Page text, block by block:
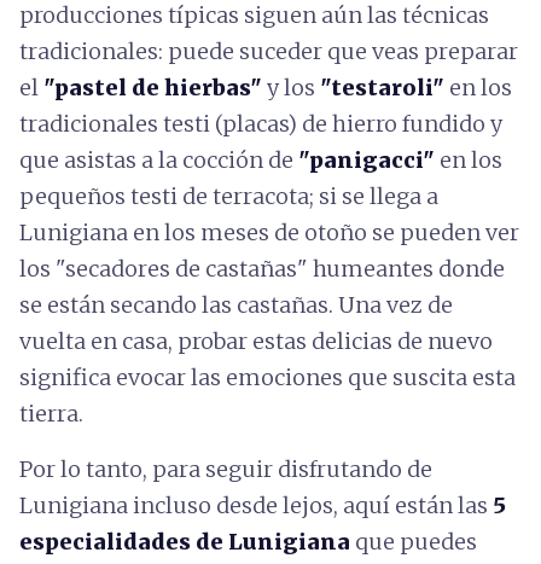
producciones típicas siguen aún las técnicas
tradicionales: puede suceder que veas preparar
el "pastel de hierbas" y los "testaroli" en los
tradicionales testi (placas) de hierro fundido y
que asistas a la cocción de "panigacci" en los
pequeños testi de terracota; si se llega a
Lunigiana en los meses de otoño se pueden ver
los "secadores de castañas" humeantes donde
se están secando las castañas. Una vez de
vuelta en casa, probar estas delicias de nuevo
significa evocar las emociones que suscita esta
tierra.
Por lo tanto, para seguir disfrutando de
Lunigiana incluso desde lejos, aquí están las 5
especialidades de Lunigiana que puedes